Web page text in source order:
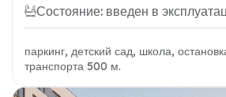
Состояние: введен в
паркинг, детский сад, школа,
транспорта 500 м.